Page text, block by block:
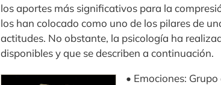
los aportes más significativos para la
los han colocado como uno de los pilares de
actitudes. No obstante, la psicología ha
disponibles y que se describen a continuación.
• Emociones: